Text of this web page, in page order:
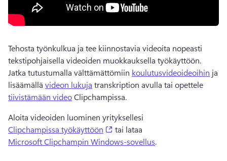
Tehosta työnkulkua ja tee kiinnostavia videoita nopeasti
Jatka tutustumalla välttämättömiin koulutusvideoideoihin ja
lisäämällä videon lukuja transkription avulla tai opettele
tiivistämään video Clipchampissa.
Aloita videoiden luominen yrityksellesi
Clipchampissa työkäyttöön
(opens in a new tab)
tai lataa
Microsoft Clipchampin Windows-sovellus.